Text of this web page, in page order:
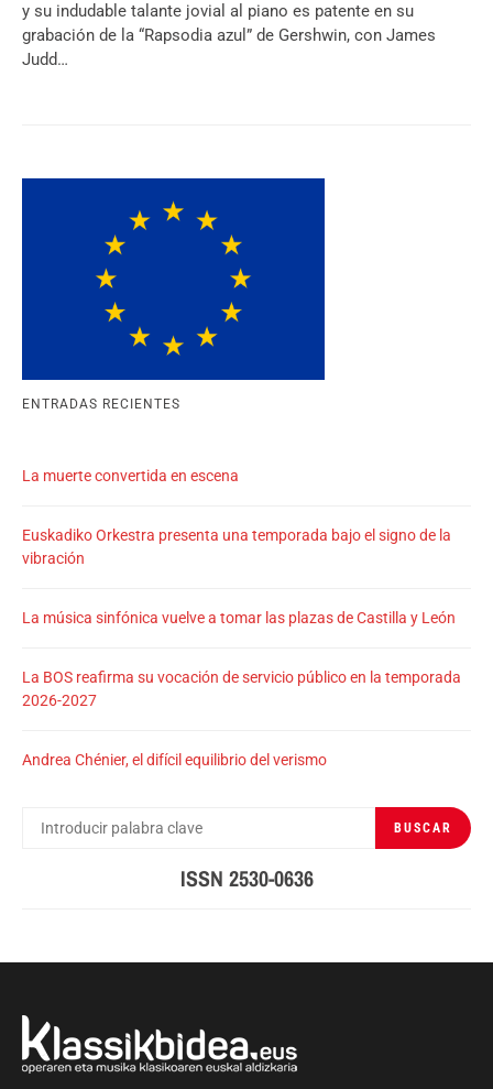
y su indudable talante jovial al piano es patente en su
grabación de la “Rapsodia azul” de Gershwin, con James
Judd…
ENTRADAS RECIENTES
La muerte convertida en escena
Euskadiko Orkestra presenta una temporada bajo el signo de la
vibración
La música sinfónica vuelve a tomar las plazas de Castilla y León
La BOS reafirma su vocación de servicio público en la temporada
2026-2027
Andrea Chénier, el difícil equilibrio del verismo
POR:
BUSCAR
ISSN 2530-0636